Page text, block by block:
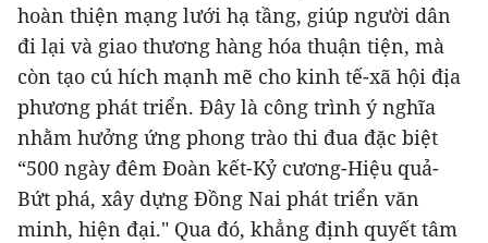
hoàn thiện mạng lưới hạ tầng, giúp người dân
đi lại và giao thương hàng hóa thuận tiện, mà
còn tạo cú hích mạnh mẽ cho kinh tế-xã hội địa
phương phát triển. Đây là công trình ý nghĩa
nhằm hưởng ứng phong trào thi đua đặc biệt
“500 ngày đêm Đoàn kết-Kỷ cương-Hiệu quả-
Bứt phá, xây dựng Đồng Nai phát triển văn
minh, hiện đại." Qua đó, khẳng định quyết tâm